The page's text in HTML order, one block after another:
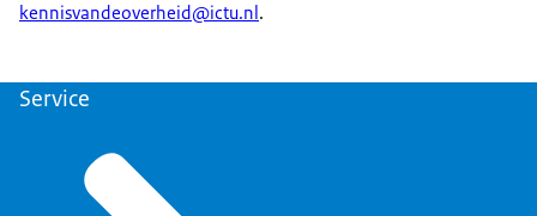
kennisvandeoverheid@ictu.nl .
Service